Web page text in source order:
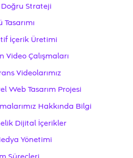
Strateji
İçerik Üretimi
Video Çalışmaları
Videolarımız
Web Tasarım Projesi
Hakkında Bilgi
Dijital İçerikler
Yönetimi